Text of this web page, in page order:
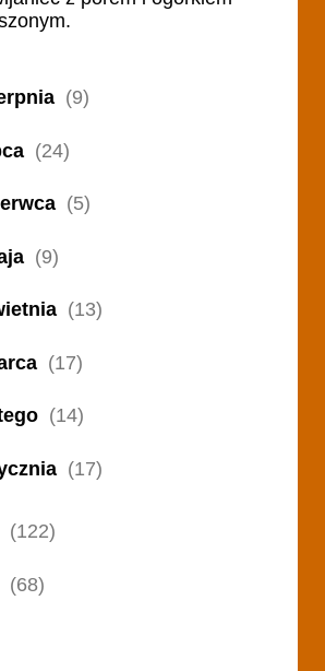
(9)
(24)
(5)
(9)
(13)
(17)
(14)
(17)
(122)
(68)